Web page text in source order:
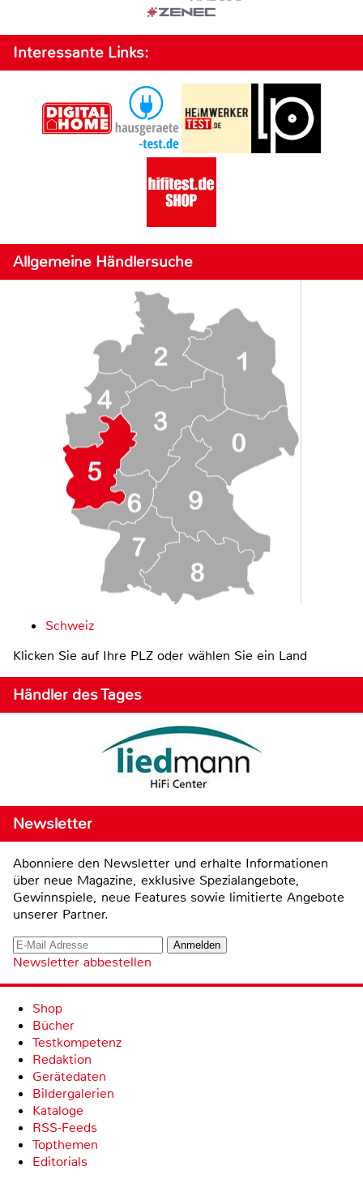
Interessante Links:
Allgemeine Händlersuche
Schweiz
Klicken Sie auf Ihre PLZ oder wählen Sie ein Land
Händler des Tages
Newsletter
Abonniere den Newsletter und erhalte Informationen
über neue Magazine, exklusive Spezialangebote,
Gewinnspiele, neue Features sowie limitierte Angebote
unserer Partner.
Newsletter abbestellen
Shop
Bücher
Testkompetenz
Redaktion
Gerätedaten
Bildergalerien
Kataloge
RSS-Feeds
Topthemen
Editorials